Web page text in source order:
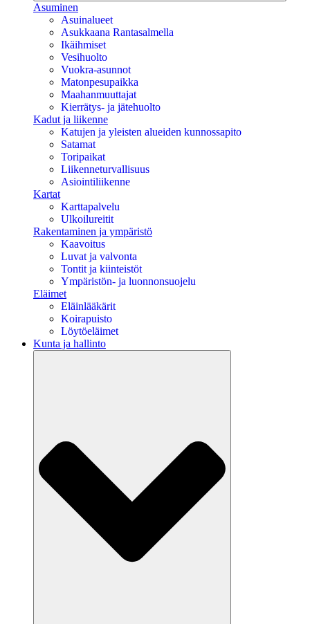
Asuminen
Asuinalueet
Asukkaana Rantasalmella
Ikäihmiset
Vesihuolto
Vuokra-asunnot
Matonpesupaikka
Maahanmuuttajat
Kierrätys- ja jätehuolto
Kadut ja liikenne
Katujen ja yleisten alueiden kunnossapito
Satamat
Toripaikat
Liikenneturvallisuus
Asiointiliikenne
Kartat
Karttapalvelu
Ulkoilureitit
Rakentaminen ja ympäristö
Kaavoitus
Luvat ja valvonta
Tontit ja kiinteistöt
Ympäristön- ja luonnonsuojelu
Eläimet
Eläinlääkärit
Koirapuisto
Löytöeläimet
Kunta ja hallinto